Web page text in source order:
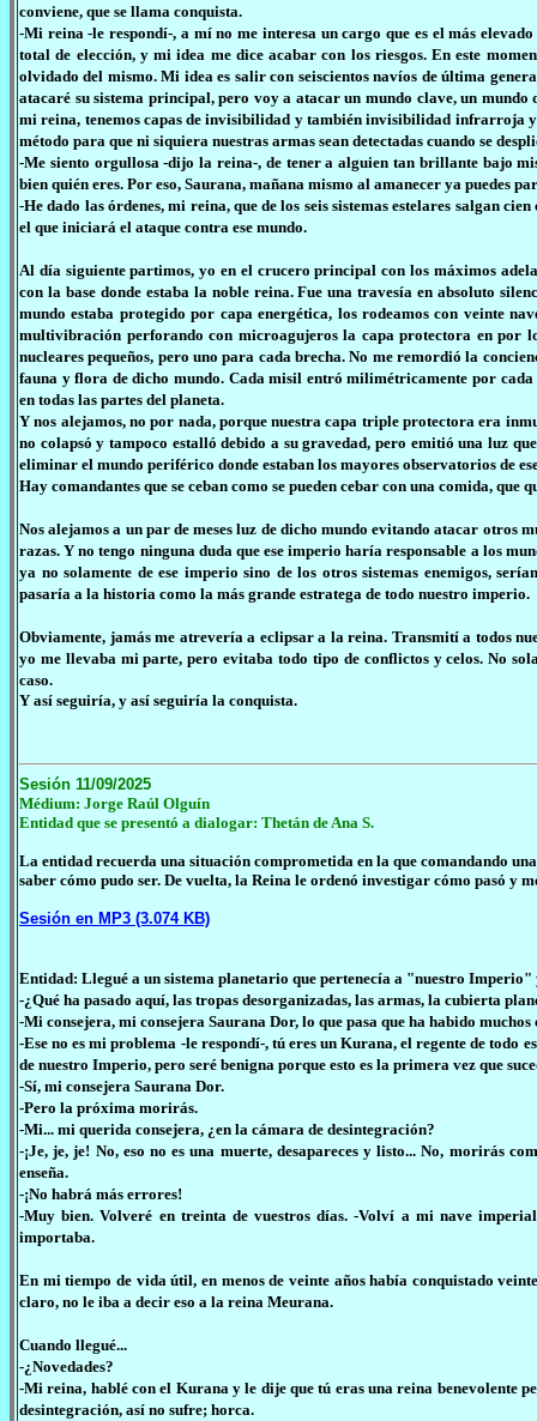
conviene, que se llama conquista.
-Mi reina -le respondí-, a mí no me interesa un cargo que es el más
total de elección, y mi idea me dice acabar con los riesgos. En este
olvidado del mismo. Mi idea es salir con seiscientos navíos de última
atacaré su sistema principal, pero voy a atacar un mundo clave, un
mi reina, tenemos capas de invisibilidad y también invisibilidad infrarroja
método para que ni siquiera nuestras armas sean detectadas cuando se
-Me siento orgullosa -dijo la reina-, de tener a alguien tan brillante bajo
bien quién eres. Por eso, Saurana, mañana mismo al amanecer ya puedes
-He dado las órdenes, mi reina, que de los seis sistemas estelares salgan
el que iniciará el ataque contra ese mundo.
Al día siguiente partimos, yo en el crucero principal con los máximos
con la base donde estaba la noble reina. Fue una travesía en absoluto
mundo estaba protegido por capa energética, los rodeamos con veinte
multivibración perforando con microagujeros la capa protectora en por
nucleares pequeños, pero uno para cada brecha. No me remordió la
fauna y flora de dicho mundo. Cada misil entró milimétricamente por
en todas las partes del planeta.
Y nos alejamos, no por nada, porque nuestra capa triple protectora era
no colapsó y tampoco estalló debido a su gravedad, pero emitió una luz
eliminar el mundo periférico donde estaban los mayores observatorios de
Hay comandantes que se ceban como se pueden cebar con una comida, que
Nos alejamos a un par de meses luz de dicho mundo evitando atacar otros
razas. Y no tengo ninguna duda que ese imperio haría responsable a los
ya no solamente de ese imperio sino de los otros sistemas enemigos,
pasaría a la historia como la más grande estratega de todo nuestro imperio.
Obviamente, jamás me atrevería a eclipsar a la reina. Transmití a todos
yo me llevaba mi parte, pero evitaba todo tipo de conflictos y celos. No
caso.
Y así seguiría, y así seguiría la conquista.
Sesión 11/09/2025
Médium: Jorge Raúl Olguín
Entidad que se presentó a dialogar: Thetán de Ana S.
La entidad recuerda una situación comprometida en la que comandando
saber cómo pudo ser. De vuelta, la Reina le ordenó investigar cómo pasó y
Sesión en MP3 (3.074 KB)
Entidad: Llegué a un sistema planetario que pertenecía a "nuestro
-¿Qué ha pasado aquí, las tropas desorganizadas, las armas, la cubierta
-Mi consejera, mi consejera Saurana Dor, lo que pasa que ha habido muchos
-Ese no es mi problema -le respondí-, tú eres un Kurana, el regente de todo
de nuestro Imperio, pero seré benigna porque esto es la primera vez que
-Sí, mi consejera Saurana Dor.
-Pero la próxima morirás.
-Mi... mi querida consejera, ¿en la cámara de desintegración?
-¡Je, je, je! No, eso no es una muerte, desapareces y listo... No, morirás
enseña.
-¡No habrá más errores!
-Muy bien. Volveré en treinta de vuestros días. -Volví a mi nave
importaba.
En mi tiempo de vida útil, en menos de veinte años había conquistado
claro, no le iba a decir eso a la reina Meurana.
Cuando llegué...
-¿Novedades?
-Mi reina, hablé con el Kurana y le dije que tú eras una reina benevolente
desintegración, así no sufre; horca.